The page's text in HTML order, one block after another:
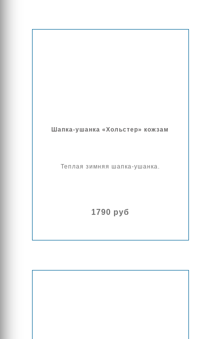
Шапка-ушанка «Хольстер» кожзам
Теплая зимняя шапка-ушанка.
1790 руб